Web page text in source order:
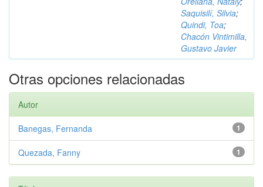
Saquisilí, Silvia;
Quindi, Toa;
Chacón Vintimilla,
Gustavo Javier
Otras opciones relacionadas
Autor
1
Banegas, Fernanda
1
Quezada, Fanny